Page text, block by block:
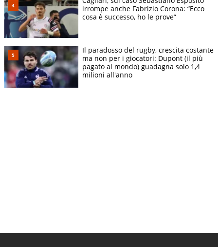
irrompe anche Fabrizio Corona: “Ecco
cosa è successo, ho le prove”
Il paradosso del rugby, crescita costante
ma non per i giocatori: Dupont (il più
pagato al mondo) guadagna solo 1,4
milioni all'anno